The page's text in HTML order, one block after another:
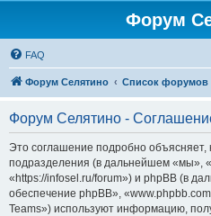
Форум
FAQ
Форум Селятино Список форумов
Форум Селятино -
Это соглашение подробно объясняет,
подразделения (в дальнейшем «мы»,
«https://infosel.ru/forum») и phpBB (в
обеспечение phpBB»,
Teams») используют информацию,